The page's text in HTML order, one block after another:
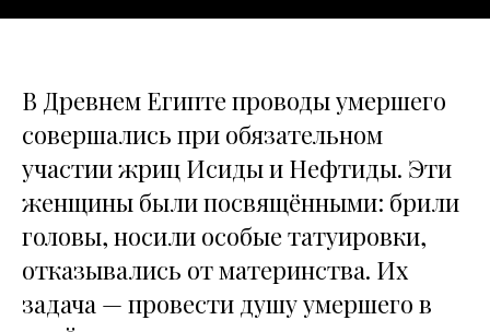
В Древнем Египте проводы умершего
совершались при обязательном
участии жриц Исиды и Нефтиды. Эти
женщины были посвящёнными: брили
головы, носили особые татуировки,
отказывались от материнства. Их
задача — провести душу умершего в